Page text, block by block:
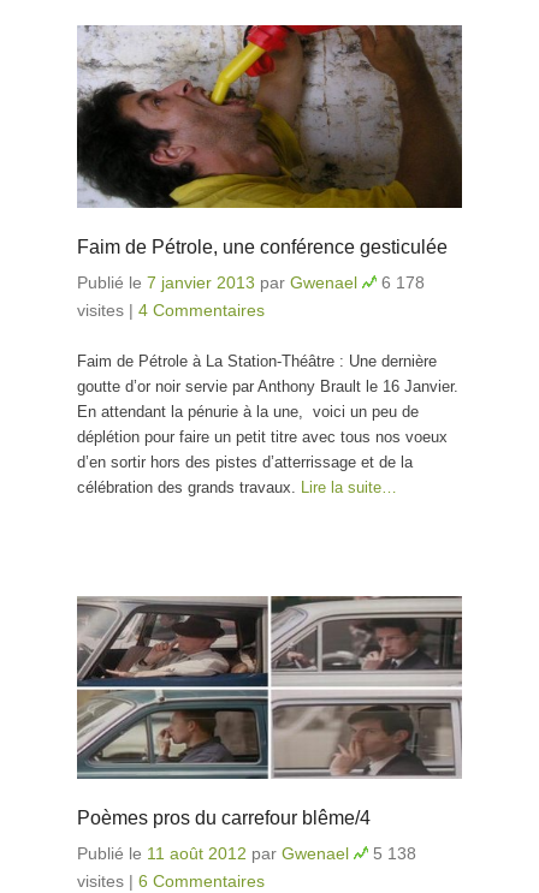
Faim de Pétrole, une conférence gesticulée
Publié le 7 janvier 2013 par Gwenael
6 178
visites | 4 Commentaires
Faim de Pétrole à La Station-Théâtre : Une dernière
goutte d’or noir servie par Anthony Brault le 16 Janvier.
En attendant la pénurie à la une, voici un peu de
déplétion pour faire un petit titre avec tous nos voeux
d’en sortir hors des pistes d’atterrissage et de la
célébration des grands travaux.
Lire la suite…
Poèmes pros du carrefour blême/4
Publié le 11 août 2012 par Gwenael
5 138
visites | 6 Commentaires